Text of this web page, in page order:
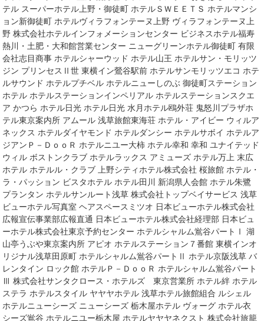
テル スーパーホテル上野・御徒町 ホテルＳＷＥＥＴＳ ホテルマンシ
ョン新御徒町 ホテルヴィラフォンテーヌ上野 ヴィラフォンテーヌ上
野 株式会社ホテルインフォメーションセンター ビジネスホテル福寿
熱川・土肥・大和館営業センター ニューグリーンホテル御徒町 有限
会社志目商事 ホテルシャーウッド ホテル山王 ホテルサン・モリッツ
ジン プリンセスⅡ世 東横イン鶯谷駅前 ホテルサンモリッツエコ ホテ
ルサウンド ホテルプチベル ホテルニューしのぶ 御徒町ステーション
ホテル ホテルステーションインペリアル ホテルステーションスクエ
ア かつら ホテル日光 ホテル日光 水月ホテル鴎外荘 鬼怒川プラザホ
テル東京案内所 アムール 浅草旅館東海荘 ホテル・アイビー ウィルア
ネックス ホテルダイヤモンド ホテルダンシー ホテルサボイ ホテルア
ジアンＰ－ＤｏｏＲ ホテルニユー大柿 ホテル幸和 幸和 ユナイテッド
ウィル ボストンクラブ ホテルラックス アミューズ ホテル万上 末広
ホテル ホテルル・クラブ 上野シティホテル株式会社 桜旅館 ホテル・
ラ・パッション ビスタホテル ホテル田川 新潟県人会館 ホテル朱鷺
プランタン ホテルサンルート浅草 株式会社トップベイサービス 浅草
ビューホテル写真室 ヘアスペースミツオ 日本ビューホテル株式会社
広報宣伝事業部広報直通 日本ビューホテル株式会社経理部 日本ビュ
ーホテル株式会社東京予約センター ホテルシャルム鴬谷パートⅠ 湖
山亭うぶや東京案内所 アピオ ホテルステーション７番館 東横インオ
リジナル浅草田原町 ホテルシャルム鴬谷パートⅡ ホテル京阪浅草 バ
レンタイン ロック館 ホテルＰ－ＤｏｏＲ ホテルシャルム鴬谷パート
Ⅲ 株式会社サンタクロース・ホテルズ 東京営業所 ホテル絆 ホテル
ステラ ホテルスタイル ヤヤヤホテル 浅草ホテル旅館組合 ルシェル
ホテルニューシーズ ニューシーズ 栃木屋ホテル ヴォーグ ホテル衣
シーズ鴬谷 ホテルニユー栃木屋 ホテルヤヤヤネクスト 株式会社旅籠